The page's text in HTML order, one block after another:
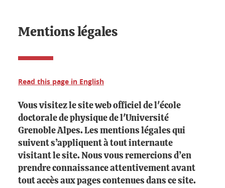
Mentions légales
Read this page in English
Vous visitez le site web officiel de l'école
doctorale de physique de l'Université
Grenoble Alpes. Les mentions légales qui
suivent s’appliquent à tout internaute
visitant le site. Nous vous remercions d’en
prendre connaissance attentivement avant
tout accès aux pages contenues dans ce site.